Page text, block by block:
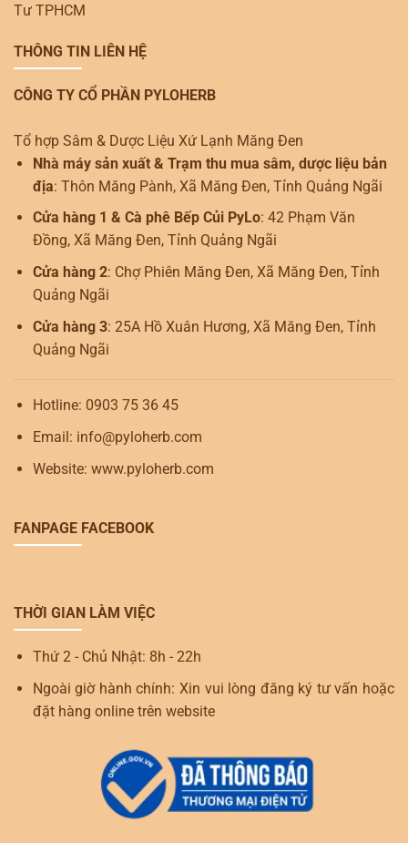
Tư TPHCM
THÔNG TIN LIÊN HỆ
CÔNG TY CỔ PHẦN PYLOHERB
Tổ hợp Sâm & Dược Liệu Xứ Lạnh Măng Đen
Nhà máy sản xuất & Trạm thu mua sâm, dược liệu bản
địa: Thôn Măng Pành, Xã Măng Đen, Tỉnh Quảng Ngãi
Cửa hàng 1 & Cà phê Bếp Củi PyLo: 42 Phạm Văn
Đồng, Xã Măng Đen, Tỉnh Quảng Ngãi
Cửa hàng 2: Chợ Phiên Măng Đen, Xã Măng Đen, Tỉnh
Quảng Ngãi
Cửa hàng 3: 25A Hồ Xuân Hương, Xã Măng Đen, Tỉnh
Quảng Ngãi
Hotline: 0903 75 36 45
Email: info@pyloherb.com
Website: www.pyloherb.com
FANPAGE FACEBOOK
THỜI GIAN LÀM VIỆC
Thứ 2 - Chủ Nhật: 8h - 22h
Ngoài giờ hành chính: Xin vui lòng đăng ký tư vấn hoặc
đặt hàng online trên website